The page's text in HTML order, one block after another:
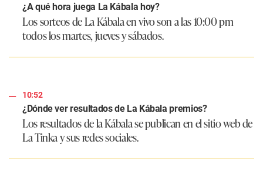
¿A qué hora juega La Kábala hoy?
Los sorteos de La Kábala en vivo son a las 10:00 pm
todos los martes, jueves y sábados.
10:52
¿Dónde ver resultados de La Kábala premios?
Los resultados de la Kábala se publican en el sitio web de
La Tinka y sus redes sociales.